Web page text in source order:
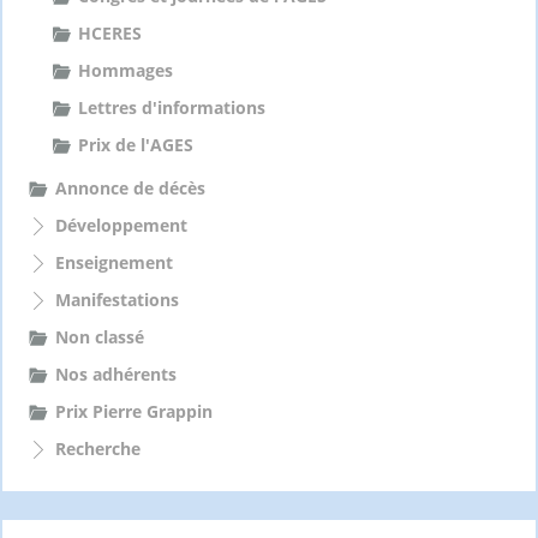
HCERES
Hommages
Lettres d'informations
Prix de l'AGES
Annonce de décès
Développement
Enseignement
Manifestations
Non classé
Nos adhérents
Prix Pierre Grappin
Recherche